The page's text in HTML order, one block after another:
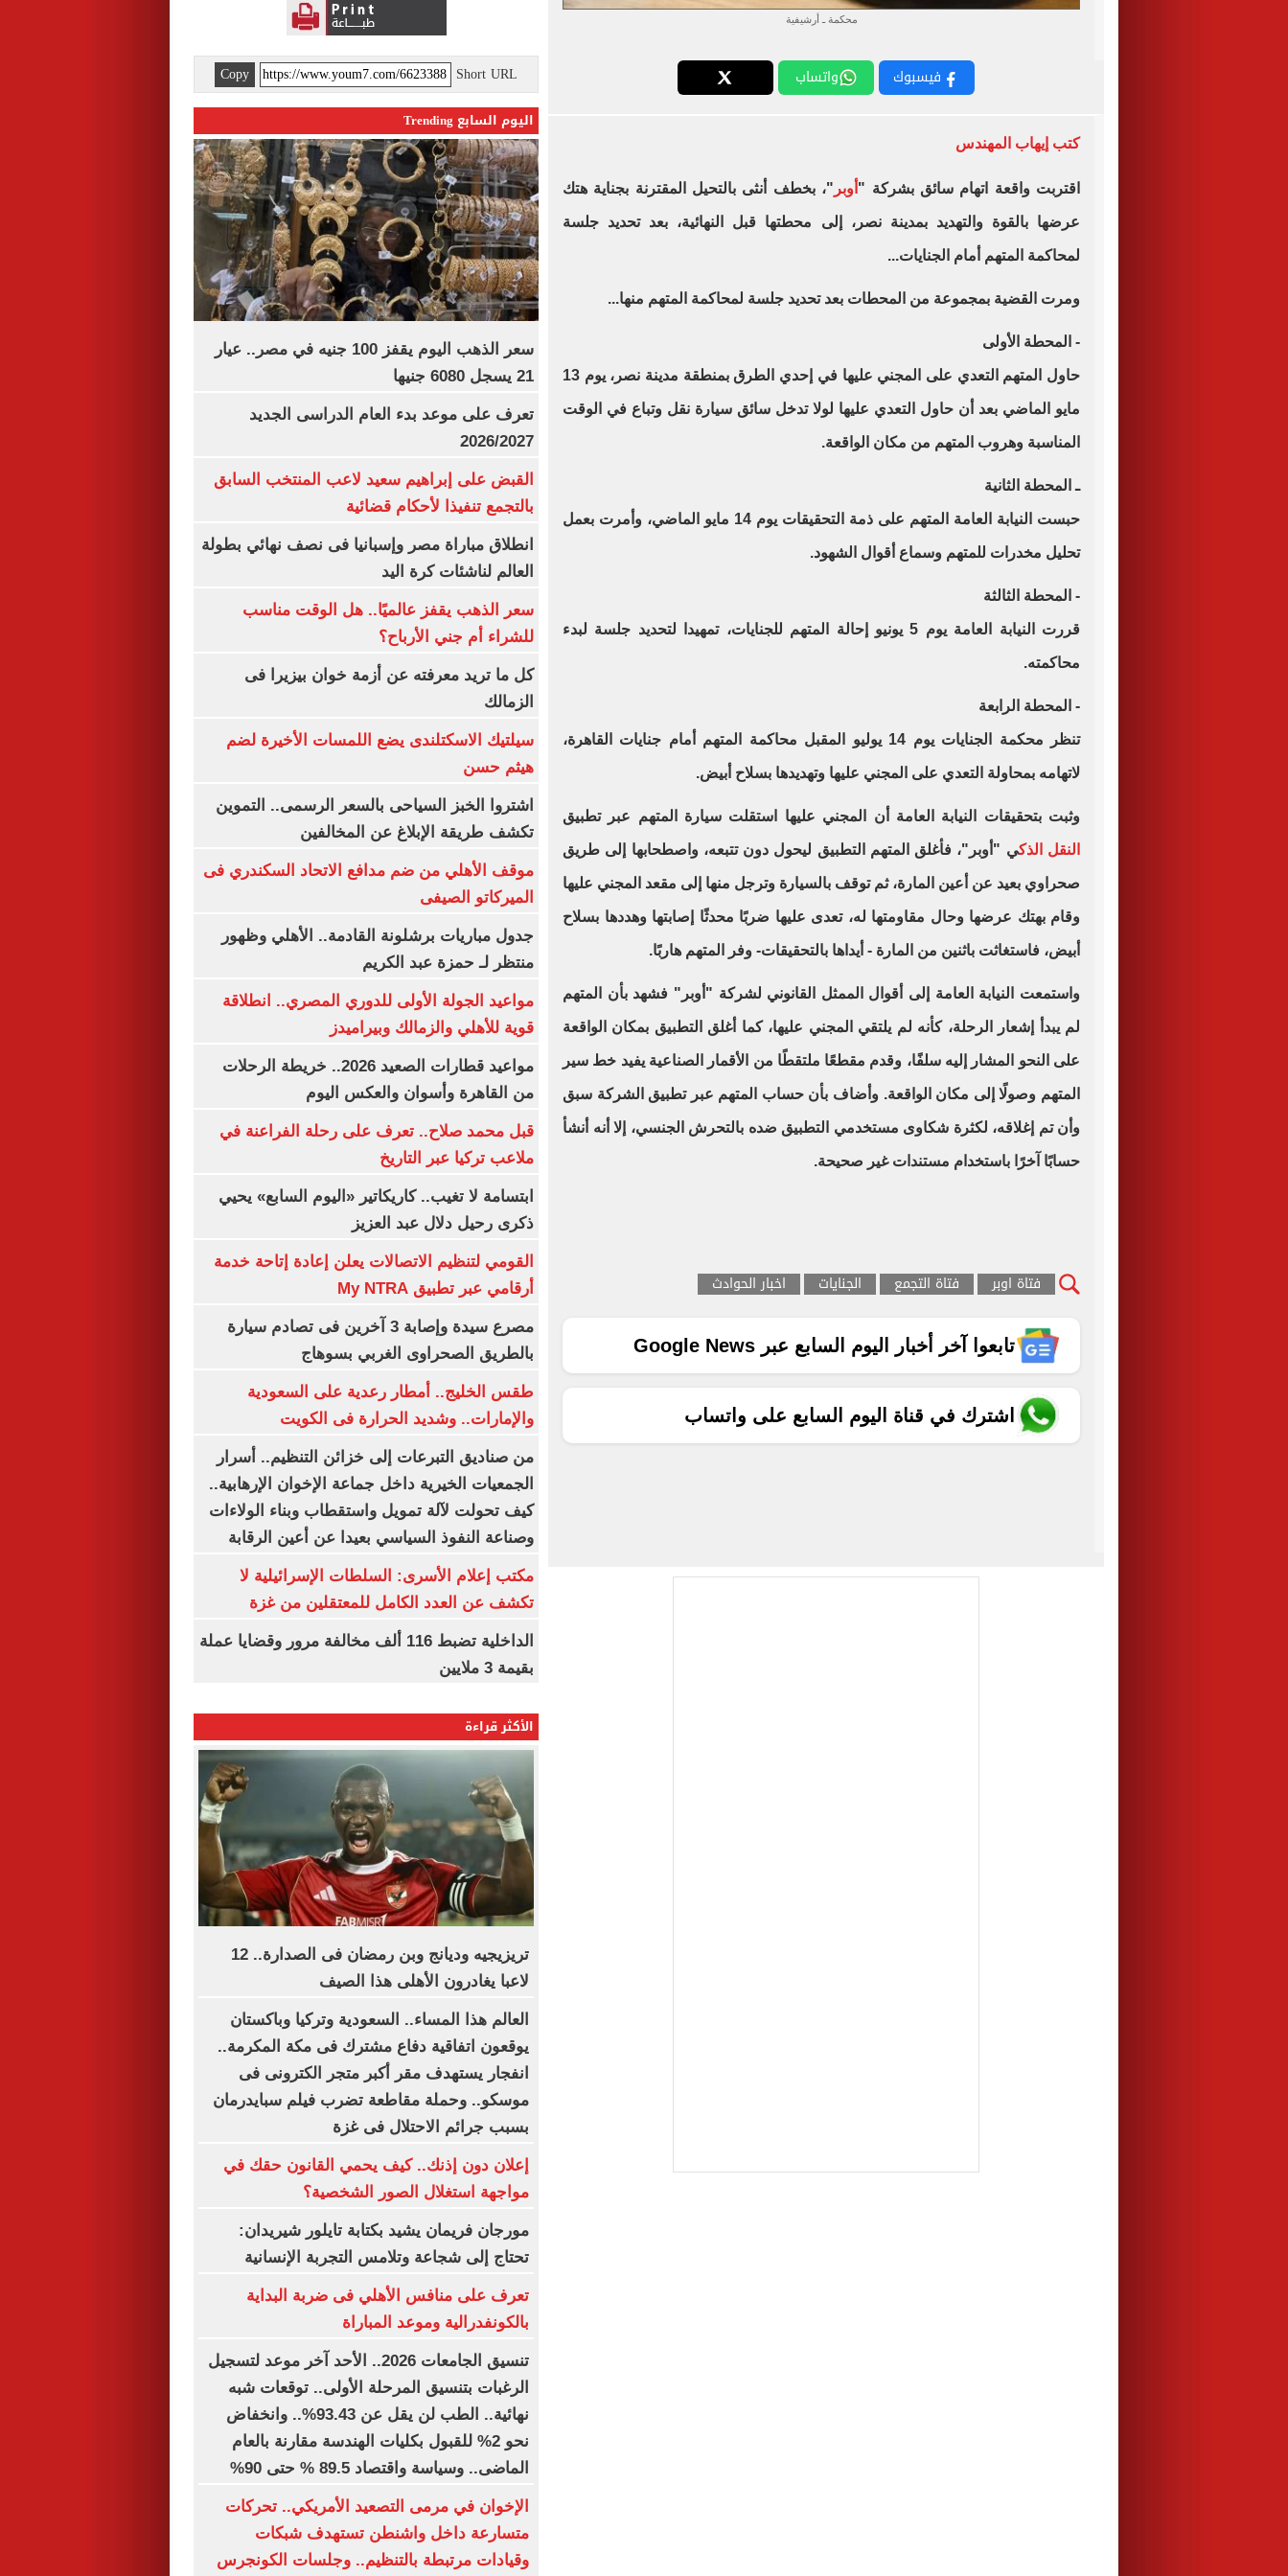
محكمة ـ أرشيفية
فيسبوك واتساب
كتب إيهاب المهندس
اقتربت واقعة اتهام سائق بشركة " أوبر "، بخطف أنثى بالتحيل المقترنة بجناية هتك
عرضها بالقوة والتهديد بمدينة نصر، إلى محطتها قبل النهائية، بعد تحديد جلسة
لمحاكمة المتهم أمام الجنايات...
ومرت القضية بمجموعة من المحطات بعد تحديد جلسة لمحاكمة المتهم منها...
- المحطة الأولى
حاول المتهم التعدي على المجني عليها في إحدي الطرق بمنطقة مدينة نصر، يوم 13
مايو الماضي بعد أن حاول التعدي عليها لولا تدخل سائق سيارة نقل وتباع في الوقت
المناسبة وهروب المتهم من مكان الواقعة.
ـ المحطة الثانية
حبست النيابة العامة المتهم على ذمة التحقيقات يوم 14 مايو الماضي، وأمرت بعمل
تحليل مخدرات للمتهم وسماع أقوال الشهود.
- المحطة الثالثة
قررت النيابة العامة يوم 5 يونيو إحالة المتهم للجنايات، تمهيدا لتحديد جلسة لبدء
محاكمته.
- المحطة الرابعة
تنظر محكمة الجنايات يوم 14 يوليو المقبل محاكمة المتهم أمام جنايات القاهرة،
لاتهامه بمحاولة التعدي على المجني عليها وتهديدها بسلاح أبيض.
وثبت بتحقيقات النيابة العامة أن المجني عليها استقلت سيارة المتهم عبر تطبيق
النقل الذكي "أوبر"، فأغلق المتهم التطبيق ليحول دون تتبعه، واصطحابها إلى طريق
صحراوي بعيد عن أعين المارة، ثم توقف بالسيارة وترجل منها إلى مقعد المجني عليها
وقام بهتك عرضها وحال مقاومتها له، تعدى عليها ضربًا محدثًا إصابتها وهددها بسلاح
أبيض، فاستغاثت باثنين من المارة - أيداها بالتحقيقات- وفر المتهم هاربًا.
واستمعت النيابة العامة إلى أقوال الممثل القانوني لشركة "أوبر" فشهد بأن المتهم
لم يبدأ إشعار الرحلة، كأنه لم يلتقي المجني عليها، كما أغلق التطبيق بمكان الواقعة
على النحو المشار إليه سلفًا، وقدم مقطعًا ملتقطًا من الأقمار الصناعية يفيد خط سير
المتهم وصولًا إلى مكان الواقعة. وأضاف بأن حساب المتهم عبر تطبيق الشركة سبق
وأن تم إغلاقه، لكثرة شكاوى مستخدمي التطبيق ضده بالتحرش الجنسي، إلا أنه أنشأ
حسابًا آخرًا باستخدام مستندات غير صحيحة.
فتاة اوبر فتاة التجمع الجنايات اخبار الحوادث
تابعوا آخر أخبار اليوم السابع عبر Google News
اشترك في قناة اليوم السابع على واتساب
Short URL
Copy
اليوم السابع Trending
سعر الذهب اليوم يقفز 100 جنيه في مصر.. عيار
21 يسجل 6080 جنيها
تعرف على موعد بدء العام الدراسى الجديد
2026/2027
القبض على إبراهيم سعيد لاعب المنتخب السابق
بالتجمع تنفيذا لأحكام قضائية
انطلاق مباراة مصر وإسبانيا فى نصف نهائي بطولة
العالم لناشئات كرة اليد
سعر الذهب يقفز عالميًا.. هل الوقت مناسب
للشراء أم جني الأرباح؟
كل ما تريد معرفته عن أزمة خوان بيزيرا فى
الزمالك
سيلتيك الاسكتلندى يضع اللمسات الأخيرة لضم
هيثم حسن
اشتروا الخبز السياحى بالسعر الرسمى.. التموين
تكشف طريقة الإبلاغ عن المخالفين
موقف الأهلي من ضم مدافع الاتحاد السكندري فى
الميركاتو الصيفى
جدول مباريات برشلونة القادمة.. الأهلي وظهور
منتظر لـ حمزة عبد الكريم
مواعيد الجولة الأولى للدوري المصري.. انطلاقة
قوية للأهلي والزمالك وبيراميدز
مواعيد قطارات الصعيد 2026.. خريطة الرحلات
من القاهرة وأسوان والعكس اليوم
قبل محمد صلاح.. تعرف على رحلة الفراعنة في
ملاعب تركيا عبر التاريخ
ابتسامة لا تغيب.. كاريكاتير «اليوم السابع» يحيي
ذكرى رحيل دلال عبد العزيز
القومي لتنظيم الاتصالات يعلن إعادة إتاحة خدمة
أرقامي عبر تطبيق My NTRA
مصرع سيدة وإصابة 3 آخرين فى تصادم سيارة
بالطريق الصحراوى الغربي بسوهاج
طقس الخليج.. أمطار رعدية على السعودية
والإمارات.. وشديد الحرارة فى الكويت
من صناديق التبرعات إلى خزائن التنظيم.. أسرار
الجمعيات الخيرية داخل جماعة الإخوان الإرهابية..
كيف تحولت لآلة تمويل واستقطاب وبناء الولاءات
وصناعة النفوذ السياسي بعيدا عن أعين الرقابة
مكتب إعلام الأسرى: السلطات الإسرائيلية لا
تكشف عن العدد الكامل للمعتقلين من غزة
الداخلية تضبط 116 ألف مخالفة مرور وقضايا عملة
بقيمة 3 ملايين
الأكثر قراءة
تريزيجيه وديانج وبن رمضان فى الصدارة.. 12
لاعبا يغادرون الأهلى هذا الصيف
العالم هذا المساء.. السعودية وتركيا وباكستان
يوقعون اتفاقية دفاع مشترك فى مكة المكرمة..
انفجار يستهدف مقر أكبر متجر الكترونى فى
موسكو.. وحملة مقاطعة تضرب فيلم سبايدرمان
بسبب جرائم الاحتلال فى غزة
إعلان دون إذنك.. كيف يحمي القانون حقك في
مواجهة استغلال الصور الشخصية؟
مورجان فريمان يشيد بكتابة تايلور شيريدان:
تحتاج إلى شجاعة وتلامس التجربة الإنسانية
تعرف على منافس الأهلي فى ضربة البداية
بالكونفدرالية وموعد المباراة
تنسيق الجامعات 2026.. الأحد آخر موعد لتسجيل
الرغبات بتنسيق المرحلة الأولى.. توقعات شبه
نهائية.. الطب لن يقل عن 93.43%.. وانخفاض
نحو 2% للقبول بكليات الهندسة مقارنة بالعام
الماضى.. وسياسة واقتصاد 89.5 % حتى 90%
الإخوان في مرمى التصعيد الأمريكي.. تحركات
متسارعة داخل واشنطن تستهدف شبكات
وقيادات مرتبطة بالتنظيم.. وجلسات الكونجرس